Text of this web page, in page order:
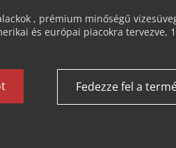
, prémium minőségű
és európai piacokra tervezve,
Fedezze fel a